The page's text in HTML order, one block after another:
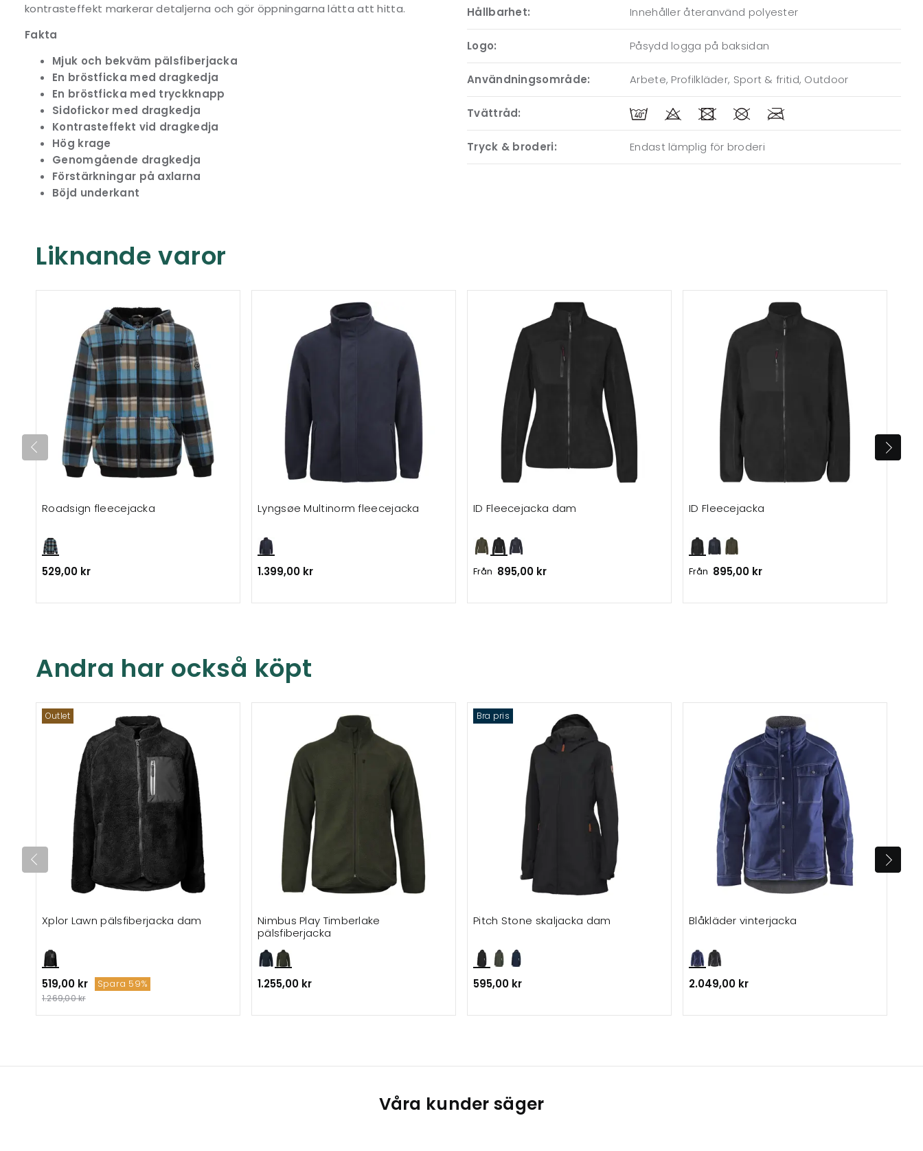
kontrasteffekt markerar detaljerna och gör öppningarna lätta att hitta.
Fakta
Mjuk och bekväm pälsfiberjacka
En bröstficka med dragkedja
En bröstficka med tryckknapp
Sidofickor med dragkedja
Kontrasteffekt vid dragkedja
Hög krage
Genomgående dragkedja
Förstärkningar på axlarna
Böjd underkant
Hållbarhet: Innehåller återanvänd polyester
Logo: Påsydd logga på baksidan
Användningsområde: Arbete, Profilkläder, Sport & fritid, Outdoor
Tvättråd:
Tryck & broderi: Endast lämplig för broderi
Liknande varor
Roadsign fleecejacka
529,00 kr
Lyngsøe Multinorm fleecejacka
1.399,00 kr
ID Fleecejacka dam
Från 895,00 kr
ID Fleecejacka
Från 895,00 kr
Andra har också köpt
Outlet
Xplor Lawn pälsfiberjacka dam
519,00 kr Spara 59%
1.269,00 kr
Nimbus Play Timberlake
pälsfiberjacka
1.255,00 kr
Bra pris
Pitch Stone skaljacka dam
595,00 kr
Blåkläder vinterjacka
2.049,00 kr
Våra kunder säger